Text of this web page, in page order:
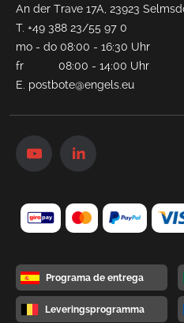
An der Trave 17A, 23923
T. +49 388 23/55 97 0
mo - do 08:00 - 16:30 Uhr
fr 08:00 - 14:00 Uhr
E. postbote@engels.eu
Programa de entrega
Leveringsprogramma